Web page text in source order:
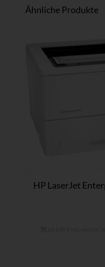
Ähnliche Produkte
HP LaserJet